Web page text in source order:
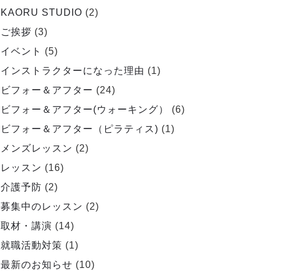
KAORU STUDIO (2)
ご挨拶 (3)
イベント
(5)
インストラクターになった理由 (1)
ビフォー＆アフター (24)
ビフォー＆アフター(ウォーキング）
(6)
ビフォー＆アフター（ピラティス) (1)
メンズレッスン (2)
レッスン (16)
介護予防 (2)
募集中のレッスン (2)
取材・講演 (14)
就職活動対策 (1)
最新のお知らせ (10)